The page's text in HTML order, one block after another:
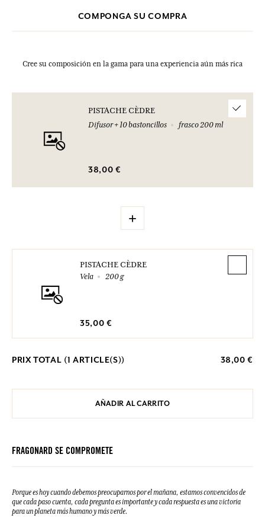
medio ambiente.N° de emergencia (+33) 01.45.42.59.59.
COMPONGA SU COMPRA
Cree su composición en la gama para una experiencia aún más rica
PISTACHE CÈDRE
Difusor + 10 bastoncillos
frasco 200 ml
38,00 €
+
PISTACHE CÈDRE
Vela
200 g
35,00 €
PRIX TOTAL (1 ARTICLE(S)) 38,00 €
AÑADIR AL CARRITO
FRAGONARD SE COMPROMETE
Porque es hoy cuando debemos preocuparnos por el mañana, estamos convencidos de
que cada paso cuenta, cada pregunta es importante y cada respuesta es una victoria
para un planeta más humano y más verde.